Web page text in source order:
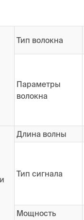
Тип волокна
Параметры
волокна
Длина волны
Тип сигнала
Мощность